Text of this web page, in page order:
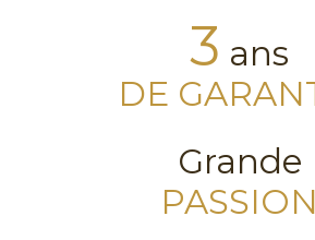
3 ans
DE
Grande
PASSION